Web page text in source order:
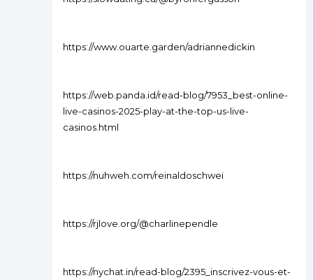
https://www.ouarte.garden/adriannedickin
https://web.panda.id/read-blog/7953_best-online-
live-casinos-2025-play-at-the-top-us-live-
casinos.html
https://nuhweh.com/reinaldoschwei
https://rjlove.org/@charlinependle
https://nychat.in/read-blog/2395_inscrivez-vous-et-